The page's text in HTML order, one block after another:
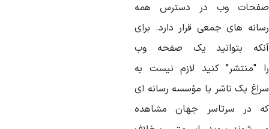
وب در دسترس
همه
های جمعی قرار دارد. برای
بتوانید یک صفحه
وب
" منتشر" کنید لازم نیست
به
یک ناشر یا مؤسسه رسانه ای
در سرتاسر جهان
مشاهده